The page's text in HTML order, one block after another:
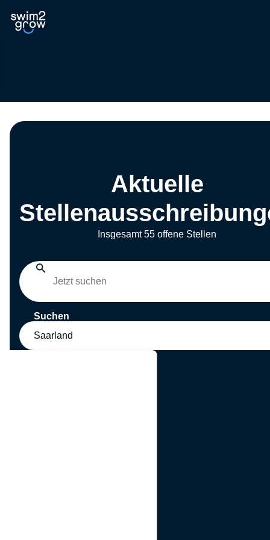
Aktuelle
Insgesamt 55 offene Stellen
Suchen
Saarland